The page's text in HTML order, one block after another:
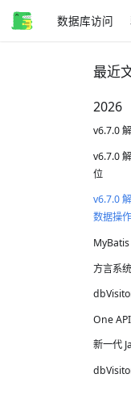
数据库访问
最近
2026
v6.7.0
v6.7.0
位
v6.7.0
数据操作
方言系
One
新一代